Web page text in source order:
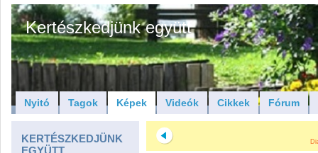
Kertészkedjünk együtt
Nyitó Tagok Képek Videók Cikkek Fórum
KERTÉSZKEDJÜNK
EGYÜTT